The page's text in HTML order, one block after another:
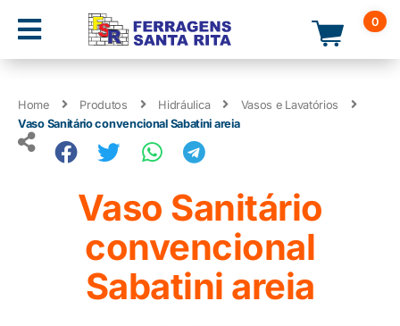
0
Home Produtos Hidráulica
Vasos e Lavatórios
Vaso Sanitário convencional Sabatini areia
Vaso Sanitário
convencional
Sabatini areia